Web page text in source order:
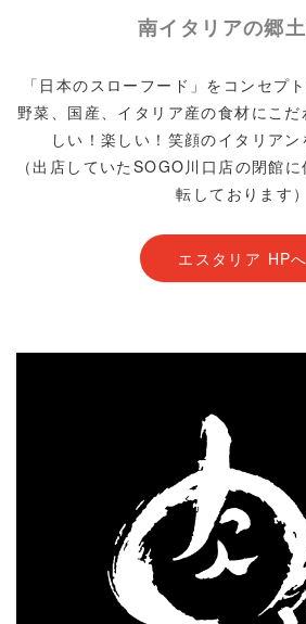
南イタリアの郷
「日本のスローフード」をコンセプ
野菜、国産、イタリア産の食材にこ
しい！楽しい！笑顔のイタリアン
（出店していたSOGO川口店の閉館
転しております）
エスタリア HPへ